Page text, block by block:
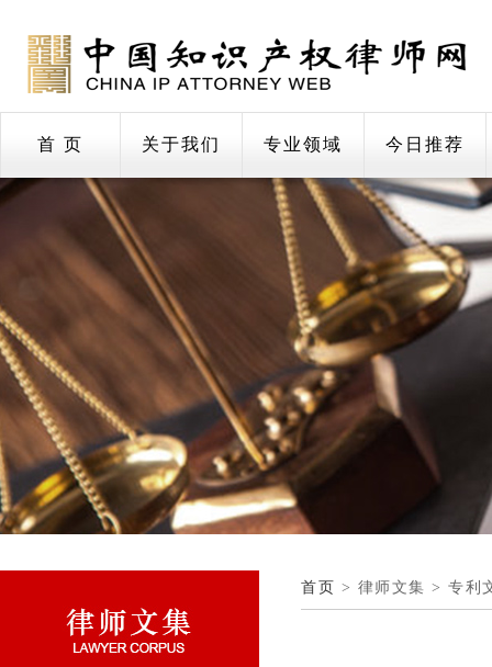
首 页 关于我们 专业领域 今日推荐
首页 > 律师文集 > 专利